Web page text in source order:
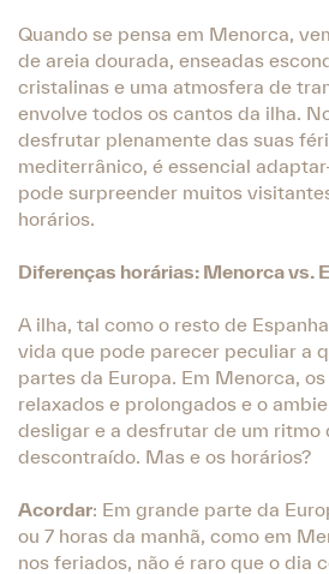
Quando se pensa em Menorca,
de areia dourada, enseadas
cristalinas e uma atmosfera de
envolve todos os cantos da ilha.
desfrutar plenamente das suas
mediterrânico, é essencial
pode surpreender muitos
horários.
Diferenças horárias: Menorca vs.
A ilha, tal como o resto de
vida que pode parecer peculiar a
partes da Europa. Em Menorca,
relaxados e prolongados e o
desligar e a desfrutar de um ritmo
descontraído. Mas e os horários?
Acordar: Em grande parte da
ou 7 horas da manhã, como em
nos feriados, não é raro que o dia